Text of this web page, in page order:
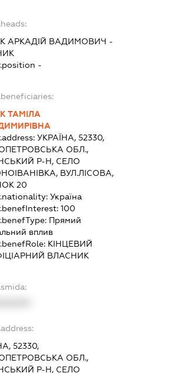
АРКАДІЙ ВАДИМОВИЧ -
-
ТАМІЛА
УКРАЇНА, 52330,
ОБЛ.,
Р-Н, СЕЛО
ВУЛ.ЛІСОВА,
20
Україна
100
Прямий
вплив
КІНЦЕВИЙ
ВЛАСНИК
52330,
ОБЛ.,
Р-Н, СЕЛО